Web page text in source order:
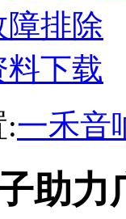
障排除
料下载
一禾音
助力